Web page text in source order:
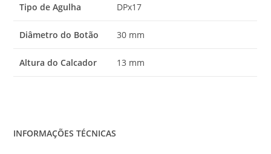
Tipo de Agulha DPx17
Diâmetro do Botão 30 mm
Altura do Calcador 13 mm
INFORMAÇÕES TÉCNICAS